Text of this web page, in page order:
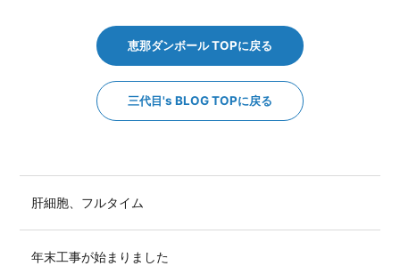
恵那ダンボール TOPに戻る
三代目's BLOG TOPに戻る
肝細胞、フルタイム
年末工事が始まりました